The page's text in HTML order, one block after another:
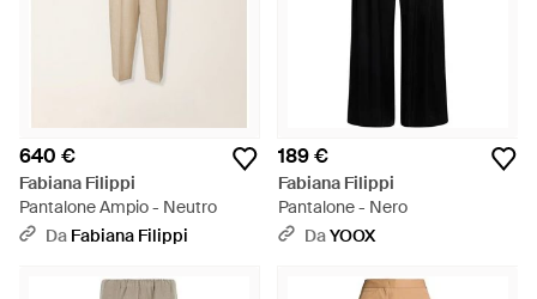
640 €
Fabiana Filippi
Pantalone Ampio - Neutro
Da Fabiana Filippi
189 €
Fabiana Filippi
Pantalone - Nero
DaYOOX